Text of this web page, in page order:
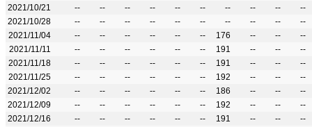
2021/10/21
-- -- -- -- -- -- -- -- --
--
2021/10/28
-- -- -- -- -- -- -- -- --
--
2021/11/04
-- -- -- -- -- -- 176 -- --
--
2021/11/11
-- -- -- -- -- -- 191 -- --
--
2021/11/18
-- -- -- -- -- -- 191 -- --
--
2021/11/25
-- -- -- -- -- -- 192 -- --
--
2021/12/02
-- -- -- -- -- -- 186 -- --
--
2021/12/09
-- -- -- -- -- -- 192 -- --
--
2021/12/16
-- -- -- -- -- -- 191 -- --
--